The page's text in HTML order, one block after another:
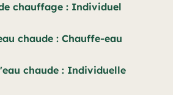
chauffage Individuel
chaude Chauffe-eau
chaude Individuelle